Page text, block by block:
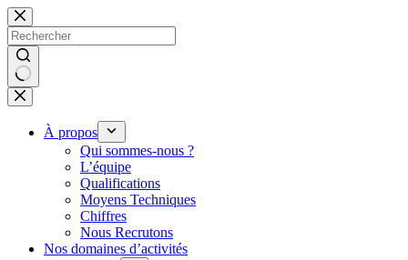
Passer
au
contenu
Aucun
résultat
À propos
Qui sommes-nous ?
L’équipe
Qualifications
Moyens Techniques
Chiffres
Nous Recrutons
Nos domaines d’activités